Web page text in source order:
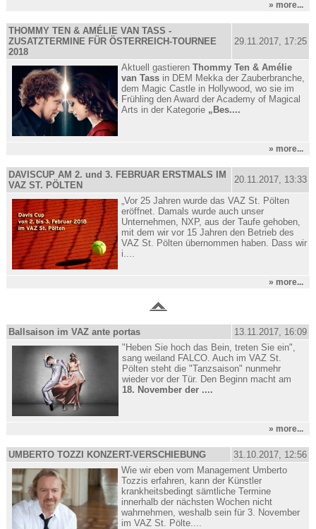
» more...
THOMMY TEN & AMÉLIE VAN TASS -
ZUSATZTERMINE FÜR ÖSTERREICH-TOURNEE
2018
29.11.2017, 17:25
Aktuell gastieren Thommy Ten & Amélie
van Tass in DEM Mekka der Zauberbranche,
dem Magic Castle in Hollywood, wo sie im
Frühling den Award der Academy of Magical
Arts in der Kategorie „Bes....
» more...
DAVISCUP AM 2. und 3. FEBRUAR ERSTMALS IM
VAZ ST. PÖLTEN
20.11.2017, 13:33
„Vor 25 Jahren wurde das VAZ St. Pölten
eröffnet. Damals wurde auch unser
Unternehmen, NXP, aus der Taufe gehoben,
mit dem wir vor 15 Jahren den Betrieb des
VAZ St. Pölten übernommen haben. Dass wir
i....
» more...
Ballsaison im VAZ ante portas
13.11.2017, 16:09
"Heben Sie hoch das Bein, treten Sie ein",
sang weiland FALCO. Auch im VAZ St.
Pölten steht die "Tanzsaison" nunmehr
wieder vor der Tür. Den Beginn macht am
18. November der ....
» more...
UMBERTO TOZZI KONZERT-VERSCHIEBUNG
31.10.2017, 12:56
Wie wir eben vom Management Umberto
Tozzis erfahren, kann der Künstler
krankheitsbedingt sämtliche Termine
innerhalb der nächsten Wochen nicht
wahrnehmen, weshalb sein für 3. November
im VAZ St. Pölte....